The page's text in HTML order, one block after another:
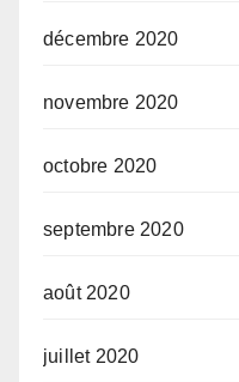
décembre 2020
novembre 2020
octobre 2020
septembre 2020
août 2020
juillet 2020